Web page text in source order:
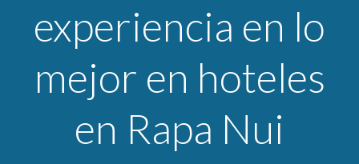
experiencia en lo
mejor en hoteles
en Rapa Nui